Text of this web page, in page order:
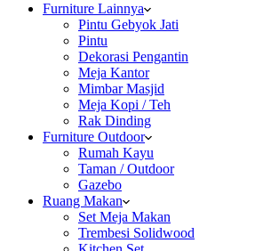
Furniture Lainnya
Pintu Gebyok Jati
Pintu
Dekorasi Pengantin
Meja Kantor
Mimbar Masjid
Meja Kopi / Teh
Rak Dinding
Furniture Outdoor
Rumah Kayu
Taman / Outdoor
Gazebo
Ruang Makan
Set Meja Makan
Trembesi Solidwood